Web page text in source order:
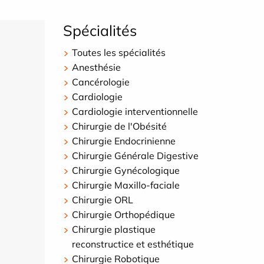
Spécialités
Toutes les spécialités
Anesthésie
Cancérologie
Cardiologie
Cardiologie interventionnelle
Chirurgie de l'Obésité
Chirurgie Endocrinienne
Chirurgie Générale Digestive
Chirurgie Gynécologique
Chirurgie Maxillo-faciale
Chirurgie ORL
Chirurgie Orthopédique
Chirurgie plastique
reconstructice et esthétique
Chirurgie Robotique